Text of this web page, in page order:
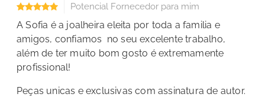
Potencial Fornecedor para mim
A Sofia é a joalheira eleita por toda a familia e
amigos, confiamos no seu excelente trabalho,
além de ter muito bom gosto é extremamente
profissional!
Peças unicas e exclusivas com assinatura de autor.